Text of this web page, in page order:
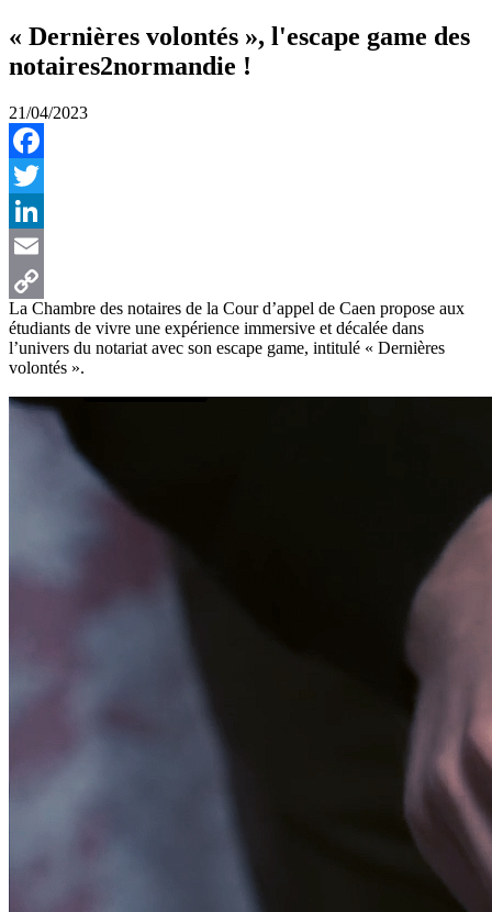
« Dernières volontés », l'escape game des
notaires2normandie !
21/04/2023
Facebook
Twitter
LinkedIn
Email
Copy
Link
La Chambre des notaires de la Cour d’appel de Caen propose aux
étudiants de vivre une expérience immersive et décalée dans
l’univers du notariat avec son escape game, intitulé « Dernières
volontés ».